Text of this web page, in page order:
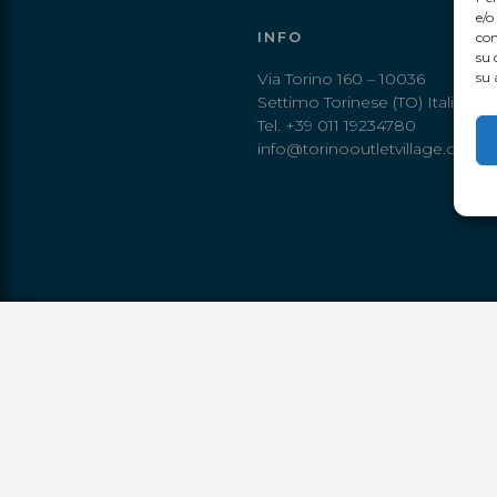
e/
su
su
INFO
Via Torino 160 – 10036
Settimo Torinese (TO) Italia
Tel. +39 011 19234780
info@torinooutletvillage.com